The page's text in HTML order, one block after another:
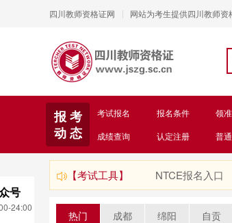
四川教师资格证网 网站为考生提供四川教师资
号
24:00
报 考
动 态
考试报名 报名条件
领
成绩查询
认定注册 普
【考试工具】 NTCE报名入口
热门 成都 绵阳 自贡